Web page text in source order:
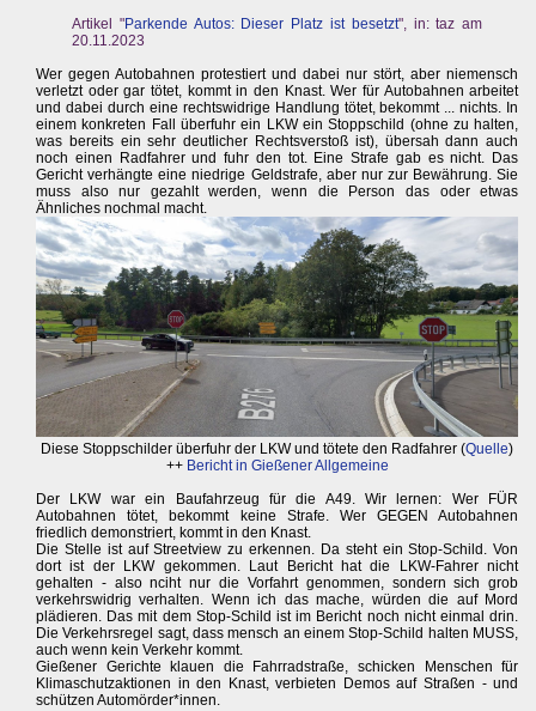
Artikel "Parkende Autos: Dieser Platz ist besetzt", in: taz am
20.11.2023
Wer gegen Autobahnen protestiert und dabei nur stört, aber niemensch
verletzt oder gar tötet, kommt in den Knast. Wer für Autobahnen arbeitet
und dabei durch eine rechtswidrige Handlung tötet, bekommt ... nichts. In
einem konkreten Fall überfuhr ein LKW ein Stoppschild (ohne zu halten,
was bereits ein sehr deutlicher Rechtsverstoß ist), übersah dann auch
noch einen Radfahrer und fuhr den tot. Eine Strafe gab es nicht. Das
Gericht verhängte eine niedrige Geldstrafe, aber nur zur Bewährung. Sie
muss also nur gezahlt werden, wenn die Person das oder etwas
Ähnliches nochmal macht.
Diese Stoppschilder überfuhr der LKW und tötete den Radfahrer (Quelle)
++ Bericht in Gießener Allgemeine
Der LKW war ein Baufahrzeug für die A49. Wir lernen: Wer FÜR
Autobahnen tötet, bekommt keine Strafe. Wer GEGEN Autobahnen
friedlich demonstriert, kommt in den Knast.
Die Stelle ist auf Streetview zu erkennen. Da steht ein Stop-Schild. Von
dort ist der LKW gekommen. Laut Bericht hat die LKW-Fahrer nicht
gehalten - also nciht nur die Vorfahrt genommen, sondern sich grob
verkehrswidrig verhalten. Wenn ich das mache, würden die auf Mord
plädieren. Das mit dem Stop-Schild ist im Bericht noch nicht einmal drin.
Die Verkehrsregel sagt, dass mensch an einem Stop-Schild halten MUSS,
auch wenn kein Verkehr kommt.
Gießener Gerichte klauen die Fahrradstraße, schicken Menschen für
Klimaschutzaktionen in den Knast, verbieten Demos auf Straßen - und
schützen Automörder*innen.